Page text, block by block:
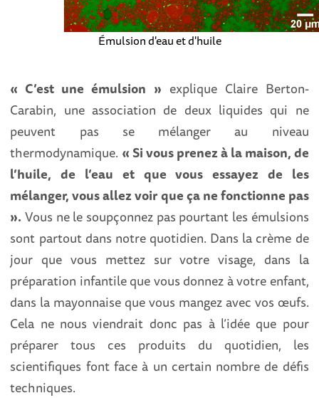
Émulsion d'eau et d'huile
« C’est une émulsion » explique Claire Berton-
Carabin, une association de deux liquides qui ne
peuvent pas se mélanger au niveau
thermodynamique. « Si vous prenez à la maison, de
l’huile, de l’eau et que vous essayez de les
mélanger, vous allez voir que ça ne fonctionne pas
». Vous ne le soupçonnez pas pourtant les émulsions
sont partout dans notre quotidien. Dans la crème de
jour que vous mettez sur votre visage, dans la
préparation infantile que vous donnez à votre enfant,
dans la mayonnaise que vous mangez avec vos œufs.
Cela ne nous viendrait donc pas à l’idée que pour
préparer tous ces produits du quotidien, les
scientifiques font face à un certain nombre de défis
techniques.